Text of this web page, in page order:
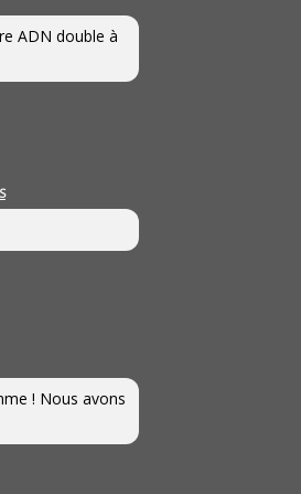
ADN double à
! Nous avons